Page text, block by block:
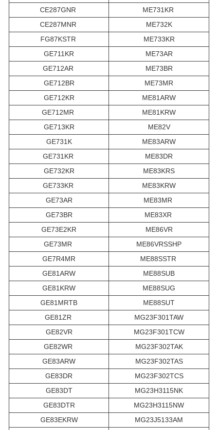
CE287GNR
ME731KR
CE287MNR
ME732K
FG87KSTR
ME733KR
GE711KR
ME73AR
GE712AR
ME73BR
GE712BR
ME73MR
GE712KR
ME81ARW
GE712MR
ME81KRW
GE713KR
ME82V
GE731K
ME83ARW
GE731KR
ME83DR
GE732KR
ME83KRS
GE733KR
ME83KRW
GE73AR
ME83MR
GE73BR
ME83XR
GE73E2KR
ME86VR
GE73MR
ME86VRSSHP
GE7R4MR
ME88SSTR
GE81ARW
ME88SUB
GE81KRW
ME88SUG
GE81MRTB
ME88SUT
GE81ZR
MG23F301TAW
GE82VR
MG23F301TCW
GE82WR
MG23F302TAK
GE83ARW
MG23F302TAS
GE83DR
MG23F302TCS
GE83DT
MG23H3115NK
GE83DTR
MG23H3115NW
GE83EKRW
MG23J5133AM